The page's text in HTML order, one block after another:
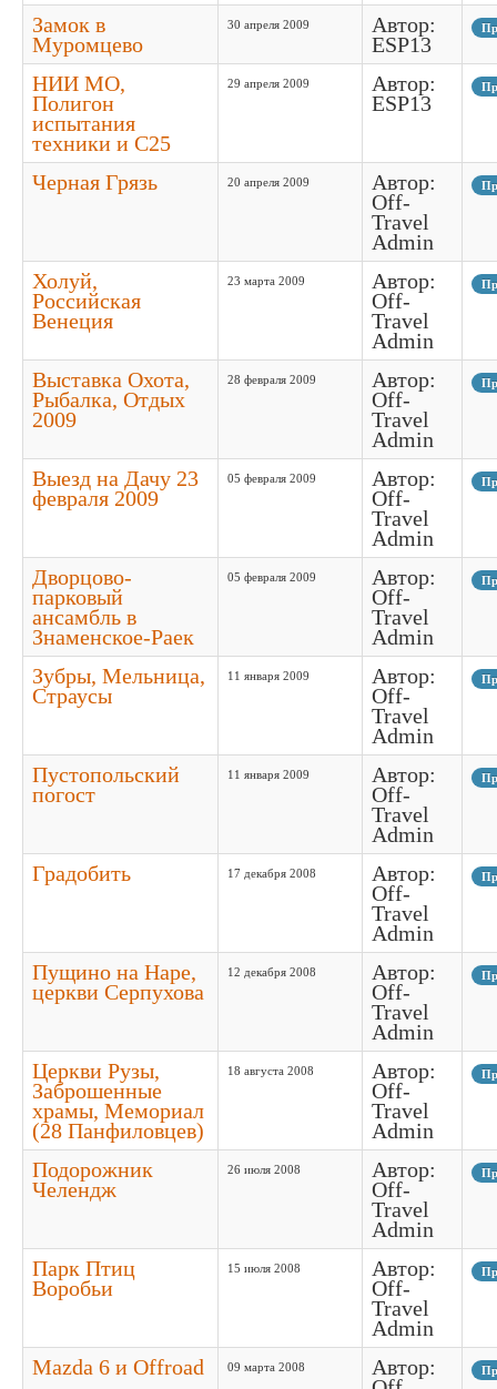
Замок в
Муромцево
30 апреля 2009
Автор:
ESP13
НИИ МО,
Полигон
испытания
техники и С25
29 апреля 2009
Автор:
ESP13
Черная Грязь 20 апреля 2009
Автор:
Off-
Travel
Admin
Холуй,
Российская
Венеция
23 марта 2009
Автор:
Off-
Travel
Admin
Выставка Охота,
Рыбалка, Отдых
2009
28 февраля 2009
Автор:
Off-
Travel
Admin
Выезд на Дачу 23
февраля 2009
05 февраля 2009
Автор:
Off-
Travel
Admin
Дворцово-
парковый
ансамбль в
Знаменское-Раек
05 февраля 2009
Автор:
Off-
Travel
Admin
Зубры, Мельница,
Страусы
11 января 2009
Автор:
Off-
Travel
Admin
Пустопольский
погост
11 января 2009
Автор:
Off-
Travel
Admin
Градобить 17 декабря 2008
Автор:
Off-
Travel
Admin
Пущино на Наре,
церкви Серпухова
12 декабря 2008
Автор:
Off-
Travel
Admin
Церкви Рузы,
Заброшенные
храмы, Мемориал
(28 Панфиловцев)
18 августа 2008
Автор:
Off-
Travel
Admin
Подорожник
Челендж
26 июля 2008
Автор:
Off-
Travel
Admin
Парк Птиц
Воробьи
15 июля 2008
Автор:
Off-
Travel
Admin
Mazda 6 и Offroad 09 марта 2008
Автор: